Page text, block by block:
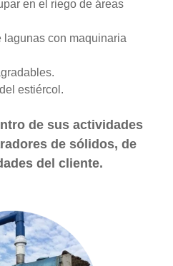
en el riego de áreas
lagunas con maquinaria
estiércol.
de sus actividades
de sólidos, de
del cliente.